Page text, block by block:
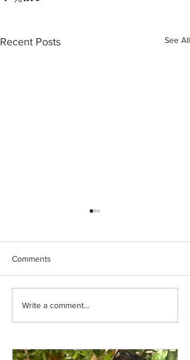
Recent Posts See All
Ιωάννα Τούνη: Η
εξομολόγηση για τη
Comments
Write a comment...